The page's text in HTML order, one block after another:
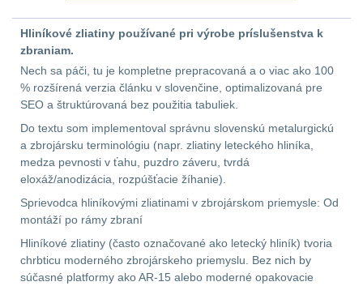
a vaky18
Adaptéry32
Nože164
Taktická pera4
Lékárničky
Na přežití 25
Hliníkové zliatiny používané pri výrobe príslušenstva k
zbraniam.
Nech sa páči, tu je kompletne prepracovaná a o viac ako 100
% rozšírená verzia článku v slovenčine, optimalizovaná pre
SEO a štruktúrovaná bez použitia tabuliek.
Do textu som implementoval správnu slovenskú metalurgickú
a zbrojársku terminológiu (napr. zliatiny leteckého hliníka,
medza pevnosti v ťahu, puzdro záveru, tvrdá
eloxáž/anodizácia, rozpúšťacie žíhanie).
Sprievodca hliníkovými zliatinami v zbrojárskom priemysle: Od
montáží po rámy zbraní
Hliníkové zliatiny (často označované ako letecký hliník) tvoria
chrbticu moderného zbrojárskeho priemyslu. Bez nich by
súčasné platformy ako AR-15 alebo moderné opakovacie